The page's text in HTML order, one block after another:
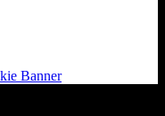
Banner